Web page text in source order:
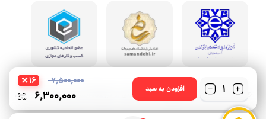
تعداد
افزودن به سبد
7,500,000
6,300,000
16